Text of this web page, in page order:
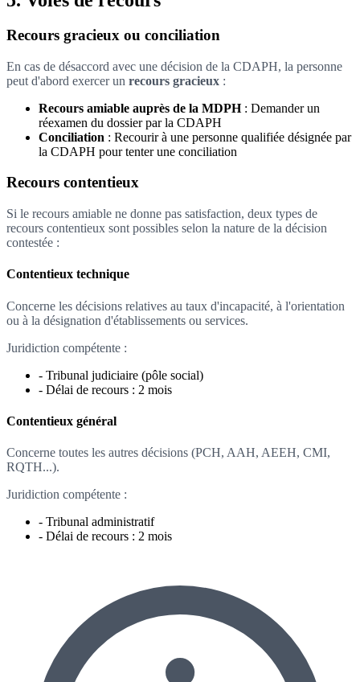
Recours gracieux ou conciliation
En cas de désaccord avec une décision de la CDAPH, la personne
peut d'abord exercer un recours gracieux :
Recours amiable auprès de la MDPH: Demander un
réexamen du dossier par la CDAPH
Conciliation : Recourir à une personne qualifiée désignée par
la CDAPH pour tenter une conciliation
Recours contentieux
Si le recours amiable ne donne pas satisfaction, deux types de
recours contentieux sont possibles selon la nature de la décision
contestée :
Contentieux technique
Concerne les décisions relatives au taux d'incapacité, à l'orientation
ou à la désignation d'établissements ou services.
Juridiction compétente :
- Tribunal judiciaire (pôle social)
- Délai de recours : 2 mois
Contentieux général
Concerne toutes les autres décisions (PCH, AAH, AEEH, CMI,
RQTH...).
Juridiction compétente :
- Tribunal administratif
- Délai de recours : 2 mois